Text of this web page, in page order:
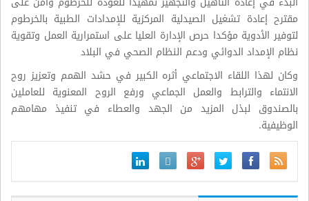
مقترح إعادة تشغيل الصيدلية المركزية للإمدادات الطبية بالخرطوم
لتوفير الأدوية مؤكدا حرص الإدارة العليا على استمرارية العمل وتقوية
نظام الإمداد الدوائي ودعم النظام الصحي في البلاد
وكان لهذا اللقاء الاجتماعي أثره الكبير في حشد الهمم وتعزيز روح
الانتماء والترابط والعمل الجماعي ورفع الروح المعنوية للعاملين
بالصندوق لبذل المزيد من الجهد والعطاء في تنفيذ مهامهم
الوظيفية.